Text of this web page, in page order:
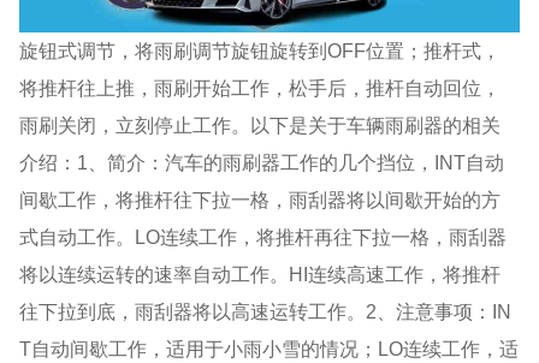
旋钮式调节，将雨刷调节旋钮旋转到OFF位置；推杆式，
将推杆往上推，雨刷开始工作，松手后，推杆自动回位，
雨刷关闭，立刻停止工作。以下是关于车辆雨刷器的相关
介绍：1、简介：汽车的雨刷器工作的几个挡位，INT自动
间歇工作，将推杆往下拉一格，雨刮器将以间歇开始的方
式自动工作。LO连续工作，将推杆再往下拉一格，雨刮器
将以连续运转的速率自动工作。HI连续高速工作，将推杆
往下拉到底，雨刮器将以高速运转工作。2、注意事项：IN
T自动间歇工作，适用于小雨小雪的情况；LO连续工作，适